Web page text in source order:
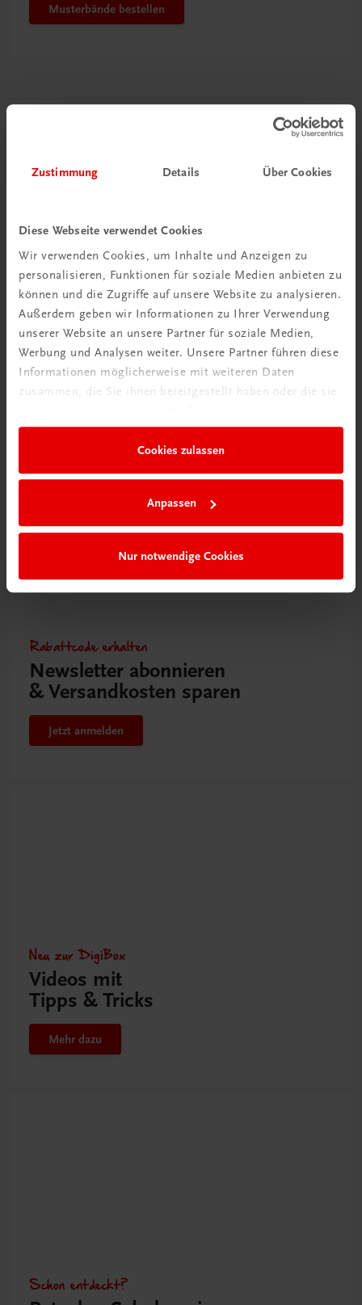
Zustimmung Details Über Cookies
Diese Webseite verwendet Cookies
Wir verwenden Cookies, um Inhalte und Anzeigen zu
personalisieren, Funktionen für soziale Medien anbieten zu
können und die Zugriffe auf unsere Website zu analysieren.
Außerdem geben wir Informationen zu Ihrer Verwendung
unserer Website an unsere Partner für soziale Medien,
Werbung und Analysen weiter. Unsere Partner führen diese
Informationen möglicherweise mit weiteren Daten
zusammen, die Sie ihnen bereitgestellt haben oder die sie
Cookies zulassen
Anpassen
Nur notwendige Cookies
Musterbände bestellen
Ratgeber Schulpraxis
Wie mit KI im Unterricht
umgehen?
Rabattcode erhalten
Newsletter abonnieren
& Versandkosten sparen
Jetzt anmelden
Neu zur DigiBox
Videos mit
Tipps & Tricks
Mehr dazu
Schon entdeckt?